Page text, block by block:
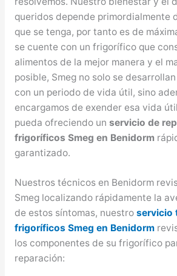
queridos depende primordialmente
que se tenga, por tanto es de
se cuente con un frigorífico que
alimentos de la mejor manera y el
posible, Smeg no solo se
con un periodo de vida útil, sino
encargamos de exender esa vida
pueda ofreciendo un servicio de
frigoríficos Smeg en Benidorm
garantizado.
Nuestros técnicos en Benidorm
Smeg localizando rápidamente la
de estos síntomas, nuestro servicio
frigoríficos Smeg en Benidorm
los componentes de su frigorífico
reparación: